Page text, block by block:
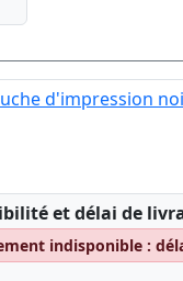
d'impression
et délai de
indisponible :